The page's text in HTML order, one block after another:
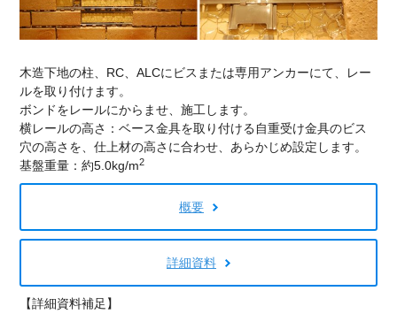
木造下地の柱、RC、ALCにビスまたは専用アンカーにて、レー
ルを取り付けます。
ボンドをレールにからませ、施工します。
横レールの高さ：ベース金具を取り付ける自重受け金具のビス
穴の高さを、仕上材の高さに合わせ、あらかじめ設定します。
基盤重量：約5.0kg/m2
概要
詳細資料
【詳細資料補足】